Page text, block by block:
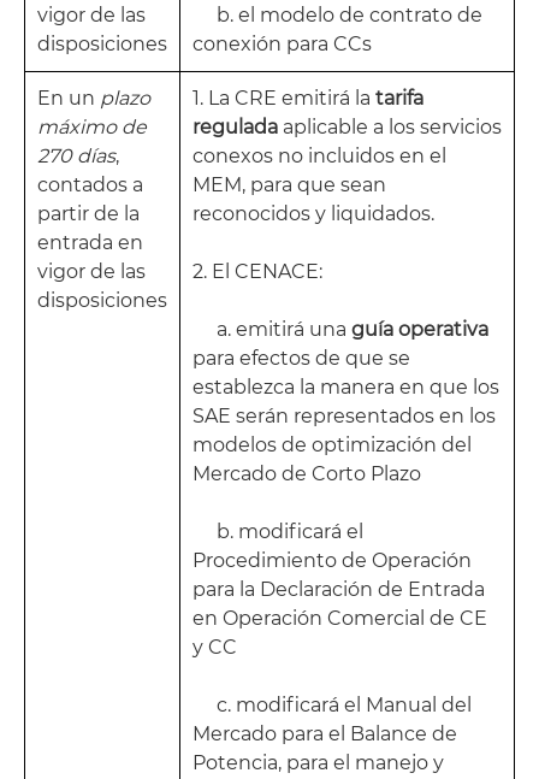
vigor de las
disposiciones
b. el modelo de contrato de
conexión para CCs
En un plazo
máximo de
270 días,
contados a
partir de la
entrada en
vigor de las
disposiciones
1. La CRE emitirá la tarifa
regulada aplicable a los servicios
conexos no incluidos en el
MEM, para que sean
reconocidos y liquidados.
2. El CENACE:
a. emitirá una guía operativa
para efectos de que se
establezca la manera en que los
SAE serán representados en los
modelos de optimización del
Mercado de Corto Plazo
b. modificará el
Procedimiento de Operación
para la Declaración de Entrada
en Operación Comercial de CE
y CC
c. modificará el Manual del
Mercado para el Balance de
Potencia, para el manejo y